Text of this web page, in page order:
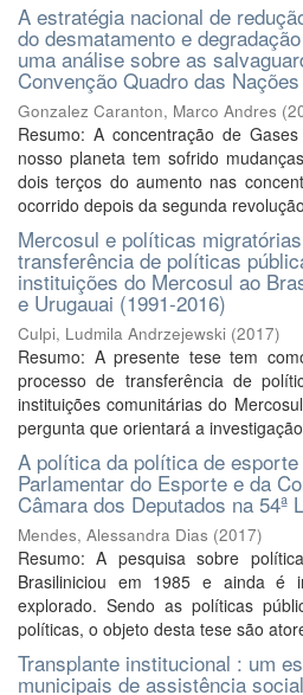
A estratégia nacional de
do desmatamento e
uma análise sobre as
Convenção Quadro das
Gonzalez Caranton, Marco Andres (
Resumo: A concentração de
nosso planeta tem sofrido
dois terços do aumento nas
ocorrido depois da segunda
Mercosul e políticas
transferência de políticas
instituições do Mercosul ao
e Urugauai (1991-2016)
Culpi, Ludmila Andrzejewski (2017)
Resumo: A presente tese tem
processo de transferência de
instituições comunitárias do
pergunta que orientará a
A política da política de
Parlamentar do Esporte e da
Câmara dos Deputados na 54ª
Mendes, Alessandra Dias (2017)
Resumo: A pesquisa sobre
Brasiliniciou em 1985 e ainda é
explorado. Sendo as políticas
políticas, o objeto desta tese são
Transplante institucional : um
municipais de assistência